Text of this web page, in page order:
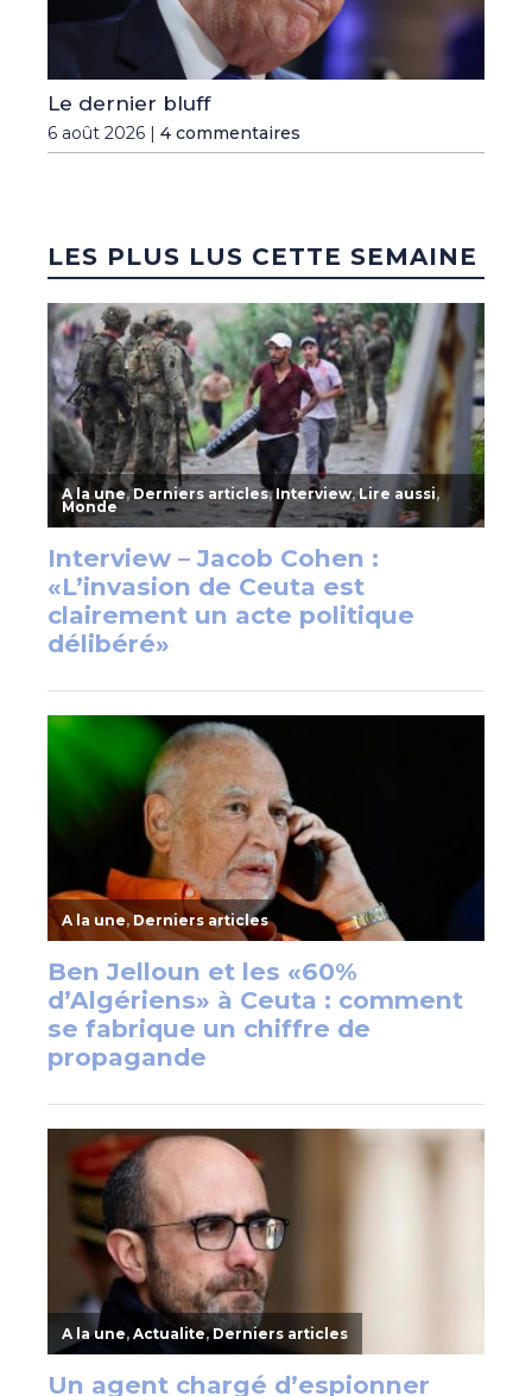
Le dernier bluff
6 août 2026 | 4 commentaires
LES PLUS LUS CETTE SEMAINE